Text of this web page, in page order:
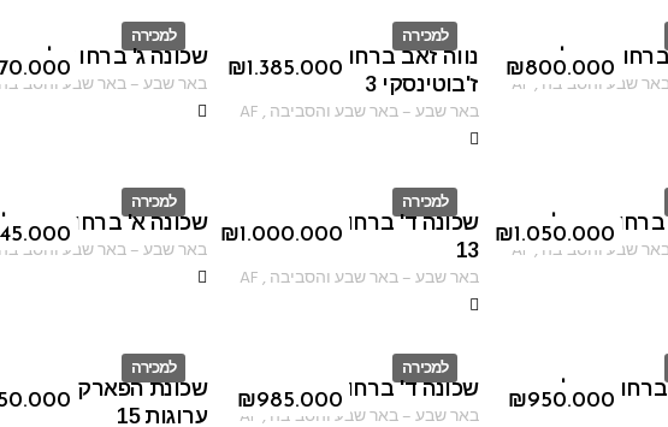
למכירה
ID
שכונה ג' ברחוב לייב
באר שבע–באר שבע והסביבה
למכירה
ID
₪1.385.000
נווה זאב ברחוב יוהנה
ז'בוטינסקי 3
באר שבע–באר שבע והסביבה ,
AF
₪800.000
השלום
שבע והסביבה ,
AF
למכירה
ID
שכונה א' ברחוב
באר שבע–באר שבע והסביבה
למכירה
ID
₪1.000.000
שכונה ד' ברחוב יצחק אבינו
13
באר שבע–באר שבע והסביבה ,
AF
₪1.050.000
ביאליק
שבע והסביבה ,
AF
למכירה
ID
שכונת הפארק רחוב
ערוגות 15
למכירה
ID
₪985.000
שכונה ד' ברחוב סוכות
באר שבע–באר שבע והסביבה ,
AF
₪950.000
רחל אמנו